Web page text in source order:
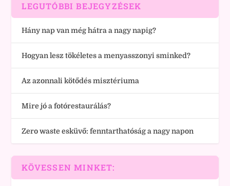
LEGUTÓBBI BEJEGYZÉSEK
Hány nap van még hátra a nagy napig?
Hogyan lesz tökéletes a menyasszonyi sminked?
Az azonnali kötődés misztériuma
Mire jó a fotórestaurálás?
Zero waste esküvő: fenntarthatóság a nagy napon
KÖVESSEN MINKET: